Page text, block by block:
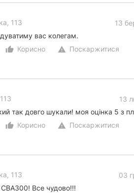
113
13
вас колегам.
thumb_up_alt
Корисно warning Поскаржитися
13
так довго шукали! моя оцінка 5 з
thumb_up_alt
Корисно warning Поскаржитися
113
03
Все чудово!!!